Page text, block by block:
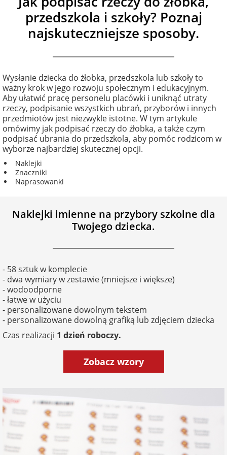
FotoKalendarze
drewniane
magnetyczne
FotoKalendarze
adwentowe
Zawieszki do
samochodu ze
zdjęciem
gry ze zdjęciem
Plakaty ze zdjęć
Kubki
personalizowane
Koszulki
Fartuchy
personalizowane
personalizowane
Poduszki ze
zdjęciem
Fotografie
Bombki ze
zdjęciem
Kupony na
walentynki
Listwy do plakatów
Opakowania
prezentowe
Woreczki z organzy
Inne
na Dzień Mamy
na Dzień
na Dzień Ojca
na urodziny
na roczek
na 18 urodziny
na wesele
na rocznicę
ślubu
na zakończenie
szkoły
na pamiątkę z
dla 30-latka
dla 40-latka
dla taty
dla babci
dla dziadka
dla ucznia
dla nauczyciela
dla miłośników
kotów
dla miłośników
psów
dla chłopaka
przedszkola i szkoły? Poznaj
najskuteczniejsze sposoby.
Wysłanie dziecka do żłobka, przedszkola lub szkoły to
ważny krok w jego rozwoju społecznym i edukacyjnym.
Aby ułatwić pracę personelu placówki i uniknąć utraty
rzeczy, podpisanie wszystkich ubrań, przyborów i innych
przedmiotów jest niezwykle istotne. W tym artykule
omówimy jak podpisać rzeczy do żłobka, a także czym
podpisać ubrania do przedszkola, aby pomóc rodzicom w
wyborze najbardziej skutecznej opcji.
Naklejki
Znaczniki
Naprasowanki
Naklejki imienne na przybory szkolne dla
Twojego dziecka.
- 58 sztuk w komplecie
- dwa wymiary w zestawie (mniejsze i większe)
- wodoodporne
- łatwe w użyciu
- personalizowane dowolnym tekstem
- personalizowane dowolną grafiką lub zdjęciem dziecka
Czas realizacji 1 dzień roboczy.
Zobacz wzory